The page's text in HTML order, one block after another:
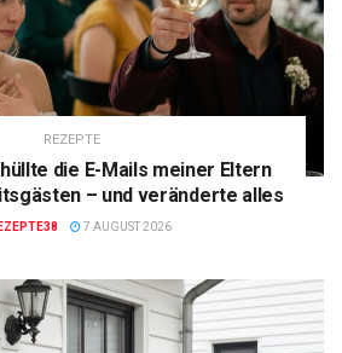
REZEPTE
die E-Mails meiner Eltern
– und veränderte alles
7 AUGUST 2026